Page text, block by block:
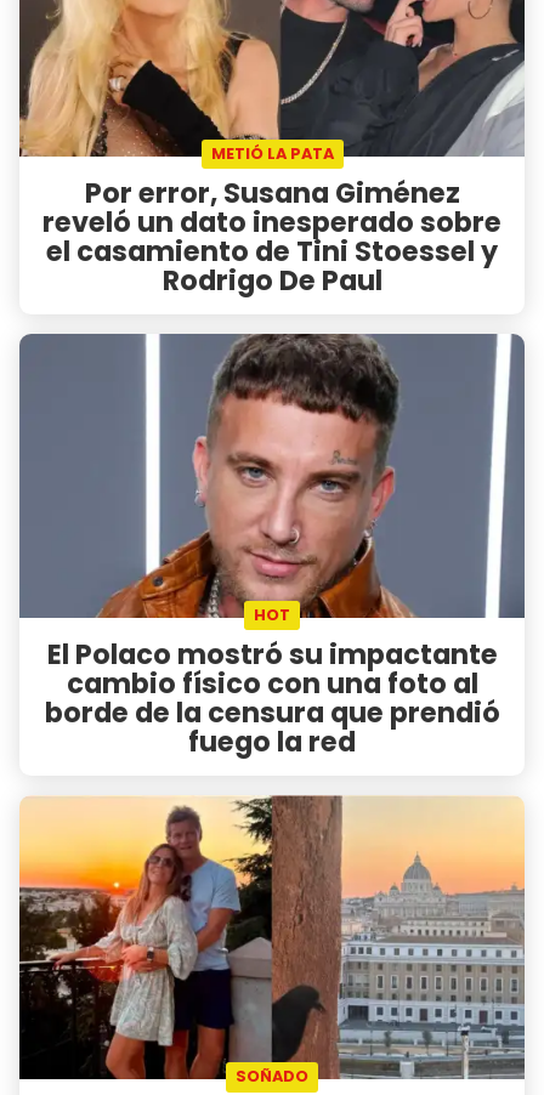
METIÓ LA PATA
Por error, Susana Giménez
reveló un dato inesperado sobre
el casamiento de Tini Stoessel y
Rodrigo De Paul
HOT
El Polaco mostró su impactante
cambio físico con una foto al
borde de la censura que prendió
fuego la red
SOÑADO